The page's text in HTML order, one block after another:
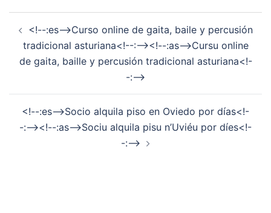
de
entradas
<!--:es-->Curso online de gaita, baile y percusión
tradicional asturiana<!--:--><!--:as-->Cursu online
de gaita, baille y percusión tradicional asturiana<!-
-:-->
<!--:es-->Socio alquila piso en Oviedo por días<!-
-:--><!--:as-->Sociu alquila pisu n’Uviéu por díes<!-
-:-->